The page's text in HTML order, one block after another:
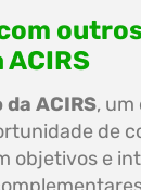
ACIRS, um
de
objetivos e